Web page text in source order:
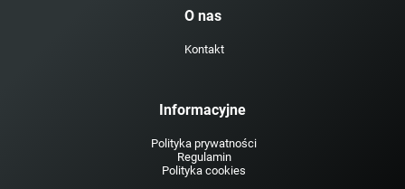
O nas
Kontakt
Informacyjne
Polityka prywatności
Regulamin
Polityka cookies